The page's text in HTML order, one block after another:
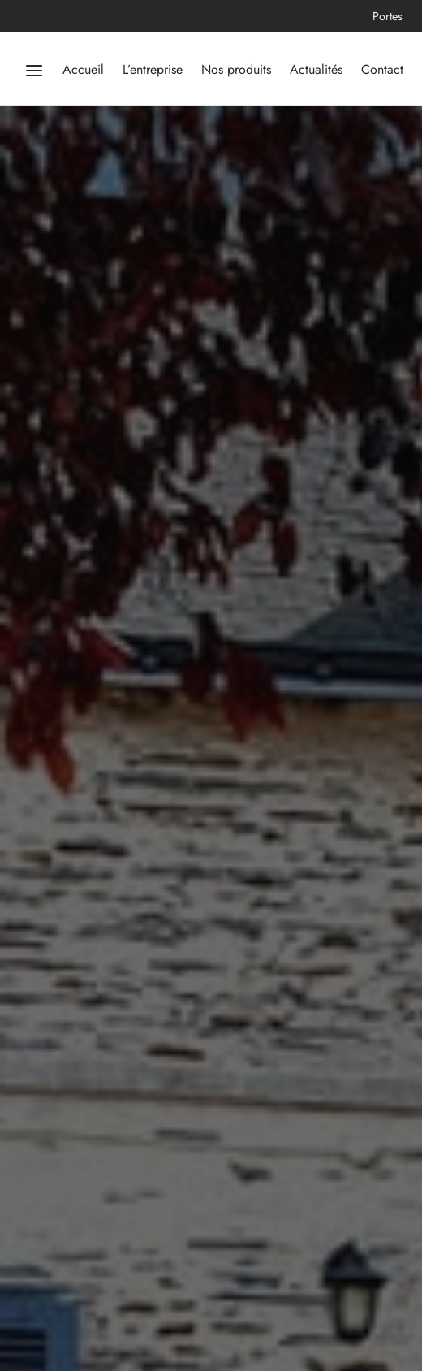
Portes
Accueil L’entreprise Nos produits Actualités Contact